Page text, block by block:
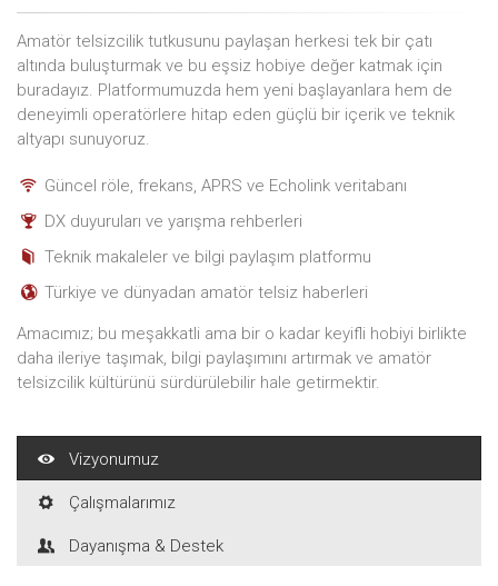
Amatör telsizcilik tutkusunu paylaşan herkesi tek bir çatı
altında buluşturmak ve bu eşsiz hobiye değer katmak için
buradayız. Platformumuzda hem yeni başlayanlara hem de
deneyimli operatörlere hitap eden güçlü bir içerik ve teknik
altyapı sunuyoruz.
Güncel röle, frekans, APRS ve Echolink veritabanı
DX duyuruları ve yarışma rehberleri
Teknik makaleler ve bilgi paylaşım platformu
Türkiye ve dünyadan amatör telsiz haberleri
Amacımız; bu meşakkatli ama bir o kadar keyifli hobiyi birlikte
daha ileriye taşımak, bilgi paylaşımını artırmak ve amatör
telsizcilik kültürünü sürdürülebilir hale getirmektir.
Vizyonumuz
Çalışmalarımız
Dayanışma & Destek